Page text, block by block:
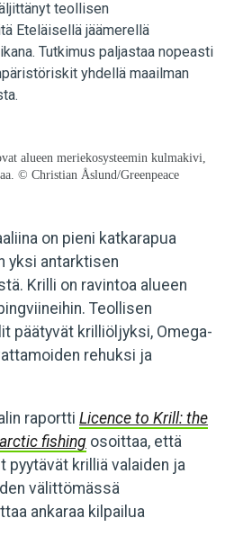
teollisen
Eteläisellä jäämerellä
Tutkimus paljastaa nopeasti
yhdellä maailman
alueen meriekosysteemin kulmakivi,
© Christian Åslund/Greenpeace
on pieni katkarapua
yksi antarktisen
Krilli on ravintoa alueen
Teollisen
päätyvät krilliöljyksi, Omega-
rehuksi ja
raportti Licence to Krill: the
fishing osoittaa, että
krilliä valaiden ja
välittömässä
ankaraa kilpailua